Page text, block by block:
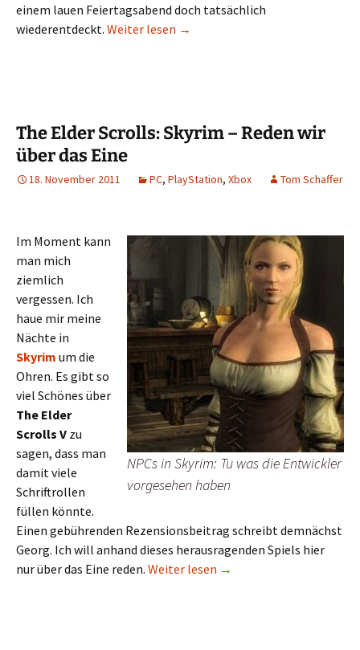
einem lauen Feiertagsabend doch tatsächlich
wiederentdeckt. Weiter lesen Slaves of Rema: Lesen, Würfeln,
→
The Elder Scrolls: Skyrim – Reden wir
über das Eine
18. November 2011 PC, PlayStation, Xbox Tom Schaffer
NPCs in Skyrim: Tu was die Entwickler
vorgesehen haben
Im Moment kann
man mich
ziemlich
vergessen. Ich
haue mir meine
Nächte in
Skyrim um die
Ohren. Es gibt so
viel Schönes über
The Elder
Scrolls V zu
sagen, dass man
damit viele
Schriftrollen
füllen könnte.
Einen gebührenden Rezensionsbeitrag schreibt demnächst
Georg. Ich will anhand dieses herausragenden Spiels hier
nur über das Eine reden. Weiter lesen The Elder Scrolls: Skyrim
→